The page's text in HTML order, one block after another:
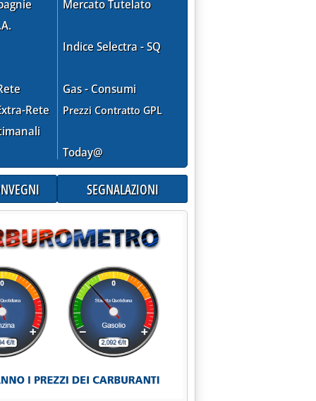
Rete
Mercato Tutelato
Indice Selectra - SQ
Gas - Consumi
Prezzi Contratto GPL
Today@
SEGNALAZIONI